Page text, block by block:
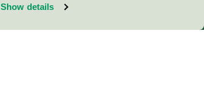
Show details